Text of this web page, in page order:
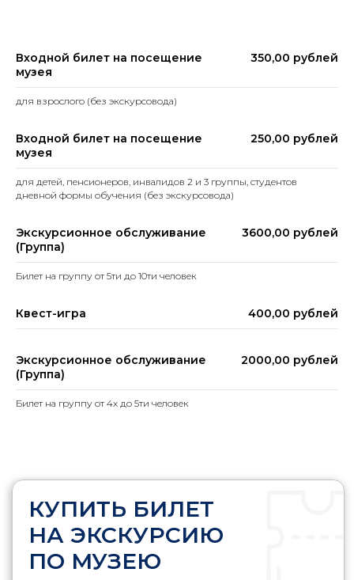
Входной билет на посещение
музея
350,00 рублей
для взрослого (без экскурсовода)
Входной билет на посещение
музея
250,00 рублей
для детей, пенсионеров, инвалидов 2 и 3 группы, студентов
дневной формы обучения (без экскурсовода)
Экскурсионное обслуживание
(Группа)
3600,00 рублей
Билет на группу от 5ти до 10ти человек
Квест-игра 400,00 рублей
Экскурсионное обслуживание
(Группа)
2000,00 рублей
Билет на группу от 4х до 5ти человек
23
ПО ССЫЛКЕ
Заполнить документы